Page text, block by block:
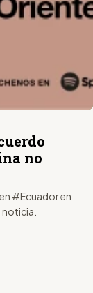
no
#Ecuador en